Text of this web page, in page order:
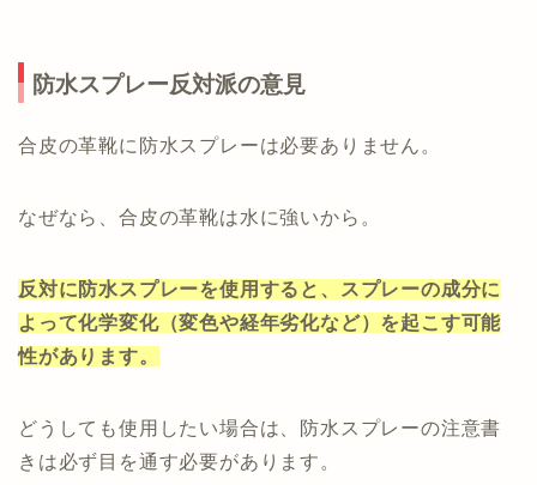
防水スプレー反対派の意見
合皮の革靴に防水スプレーは必要ありません。
なぜなら、合皮の革靴は水に強いから。
反対に防水スプレーを使用すると、スプレーの成分に
よって化学変化（変色や経年劣化など）を起こす可能
性があります。
どうしても使用したい場合は、防水スプレーの注意書
きは必ず目を通す必要があります。